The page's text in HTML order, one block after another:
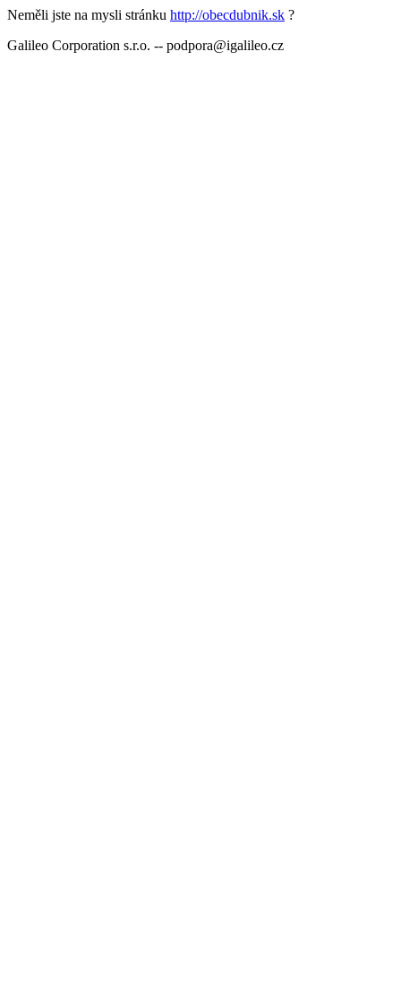
Neměli jste na mysli stránku http://obecdubnik.sk ?
Galileo Corporation s.r.o. -- podpora@igalileo.cz